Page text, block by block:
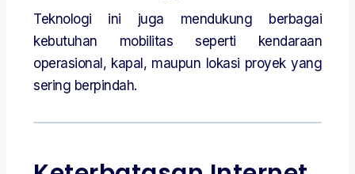
Teknologi ini juga mendukung berbagai
kebutuhan mobilitas seperti kendaraan
operasional, kapal, maupun lokasi proyek yang
sering berpindah.